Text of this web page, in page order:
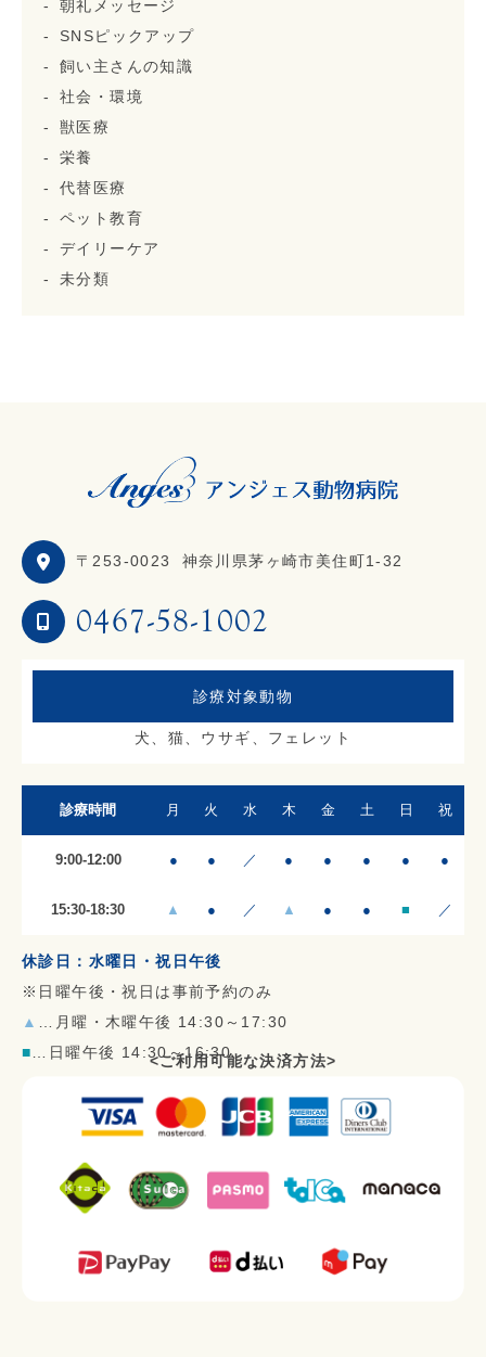
朝礼メッセージ
SNSピックアップ
飼い主さんの知識
社会・環境
獣医療
栄養
代替医療
ペット教育
デイリーケア
未分類
〒253-0023 神奈川県茅ヶ崎市美住町1-32
0467-58-1002
診療対象動物
犬、猫、ウサギ、フェレット
診療時間 月 火 水 木 金 土 日 祝
9:00-12:00 ● ● ／ ● ● ● ● ●
15:30-18:30 ▲ ● ／ ▲ ● ● ■ ／
休診日：水曜日・祝日午後
※日曜午後・祝日は事前予約のみ
▲ …月曜・木曜午後 14:30～17:30
■…日曜午後 14:30～16:30<ご利用可能な決済方法>